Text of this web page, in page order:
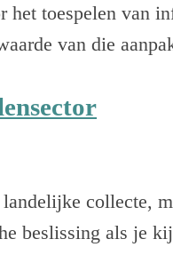
het toespelen van
van die
collecte,
beslissing als je